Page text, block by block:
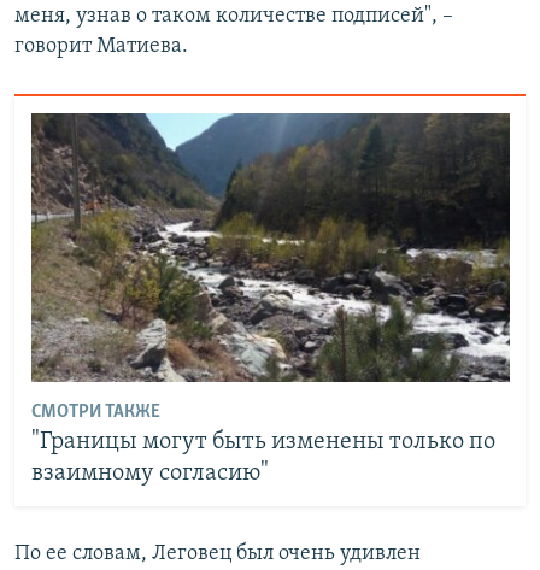
меня, узнав о таком количестве подписей", –
говорит Матиева.
СМОТРИ ТАКЖЕ
"Границы могут быть изменены только по
взаимному согласию"
По ее словам, Леговец был очень удивлен